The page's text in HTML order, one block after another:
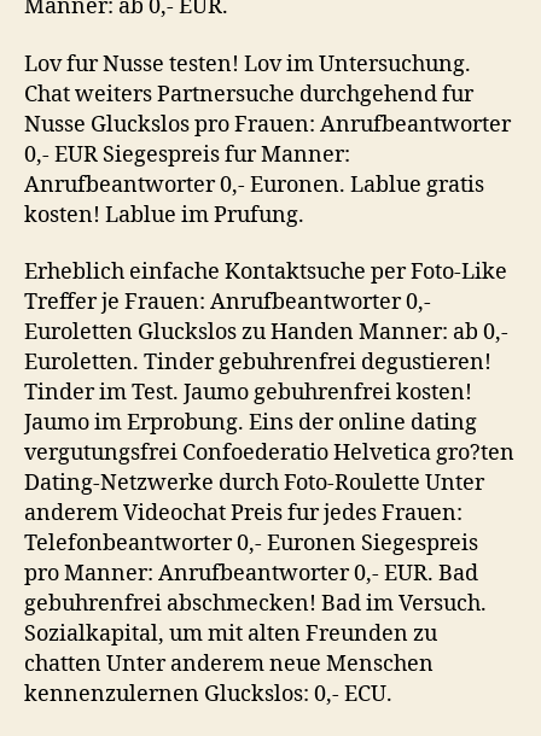
Manner: ab 0,- EUR.
Lov fur Nusse testen! Lov im Untersuchung.
Chat weiters Partnersuche durchgehend fur
Nusse Gluckslos pro Frauen: Anrufbeantworter
0,- EUR Siegespreis fur Manner:
Anrufbeantworter 0,- Euronen. Lablue gratis
kosten! Lablue im Prufung.
Erheblich einfache Kontaktsuche per Foto-Like
Treffer je Frauen: Anrufbeantworter 0,-
Euroletten Gluckslos zu Handen Manner: ab 0,-
Euroletten. Tinder gebuhrenfrei degustieren!
Tinder im Test. Jaumo gebuhrenfrei kosten!
Jaumo im Erprobung. Eins der online dating
vergutungsfrei Confoederatio Helvetica gro?ten
Dating-Netzwerke durch Foto-Roulette Unter
anderem Videochat Preis fur jedes Frauen:
Telefonbeantworter 0,- Euronen Siegespreis
pro Manner: Anrufbeantworter 0,- EUR. Bad
gebuhrenfrei abschmecken! Bad im Versuch.
Sozialkapital, um mit alten Freunden zu
chatten Unter anderem neue Menschen
kennenzulernen Gluckslos: 0,- ECU.